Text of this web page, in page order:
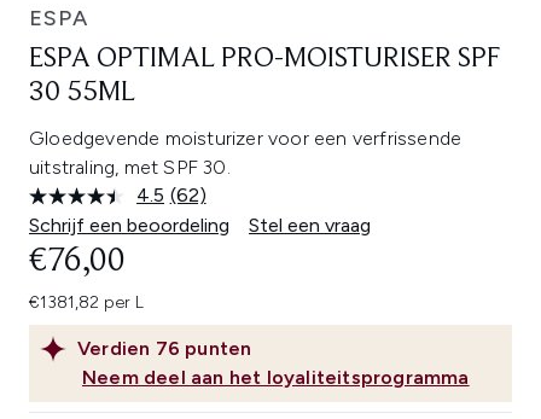
ESPA
ESPA OPTIMAL PRO-MOISTURISER SPF
30 55ML
Gloedgevende moisturizer voor een verfrissende
uitstraling, met SPF 30.
4.5 Lees
62
beoordelingen.
(62)
Schrijf een beoordeling
Stel een vraag
Verdien 76 punten
Neem deel aan het loyaliteitsprogramma
€76,00
€1381,82 per L